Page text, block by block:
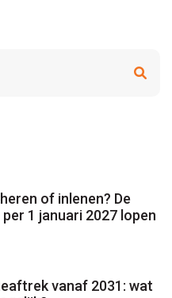
of inlenen? De
1 januari 2027 lopen
vanaf 2031: wat